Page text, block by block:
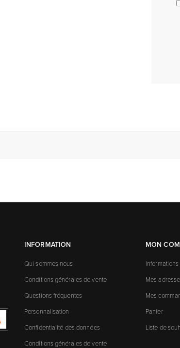
INFORMATION
Qui sommes nous
Conditions générales de vente
Questions fréquentes
Personnalisation
Confidentialité des données
Conditions générales de vente
MON
Mes
Mes
Panier
Liste de